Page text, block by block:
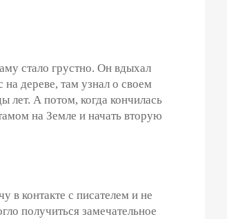
стало грустно. Он вдыхал
дереве, там узнал о своем
лет. А потом, когда кончилась
на Земле и начать вторую
контакте с писателем и не
получиться замечательное